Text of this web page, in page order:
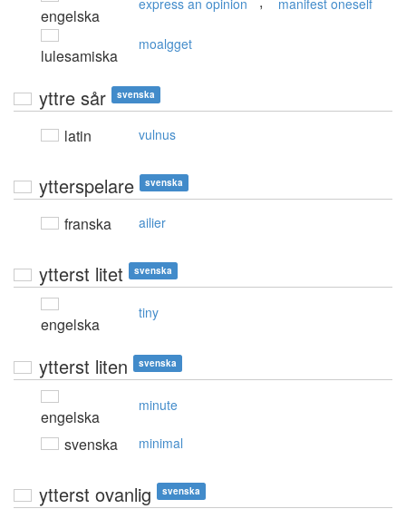
engelska
express an opinion manifest oneself
lulesamiska
moalgget
yttre sår svenska
latin vulnus
ytterspelare svenska
franska ailier
ytterst litet svenska
engelska
tiny
ytterst liten svenska
engelska
minute
svenska minimal
ytterst ovanlig svenska